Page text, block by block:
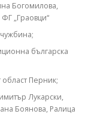
Богомилова,
„Граовци“
българска
област Перник;
Лукарски,
Боянова, Ралица